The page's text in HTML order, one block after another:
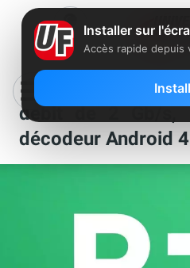
Red by SFR
débit de 2 Gb/
décodeur Android
Installer sur
Accès rapide depuis